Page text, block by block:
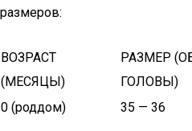
размеров:
ВОЗРАСТ
(МЕСЯЦЫ)
РАЗМЕР
ГОЛОВЫ)
0 (роддом)
35 — 36